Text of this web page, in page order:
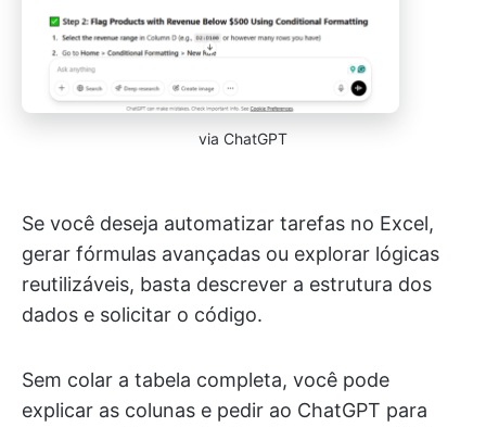
via ChatGPT
Se você deseja automatizar tarefas no Excel,
gerar fórmulas avançadas ou explorar lógicas
reutilizáveis, basta descrever a estrutura dos
dados e solicitar o código.
Sem colar a tabela completa, você pode
explicar as colunas e pedir ao ChatGPT para